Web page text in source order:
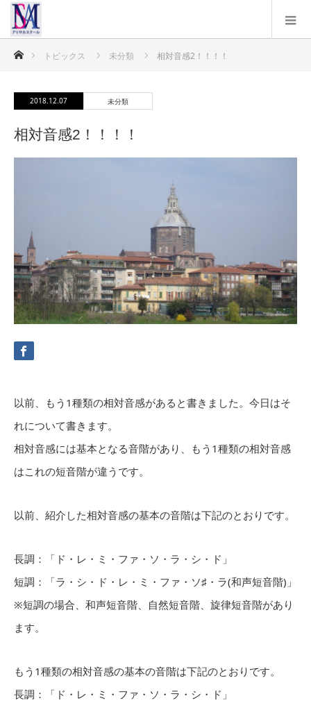
ホームトピックス 未分類 相対音感2！！！！
2018.12.07 未分類
相対音感2！！！！
以前、もう1種類の相対音感があると書きました。今日はそ
れについて書きます。
相対音感には基本となる音階があり、もう1種類の相対音感
はこれの短音階が違うです。
以前、紹介した相対音感の基本の音階は下記のとおりです。
長調：「ド・レ・ミ・ファ・ソ・ラ・シ・ド」
短調：「ラ・シ・ド・レ・ミ・ファ・ソ♯・ラ(和声短音階)」
※短調の場合、和声短音階、自然短音階、旋律短音階があり
ます。
もう1種類の相対音感の基本の音階は下記のとおりです。
長調：「ド・レ・ミ・ファ・ソ・ラ・シ・ド」